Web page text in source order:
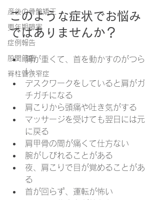
産後の骨盤矯正
更年期障害
症例報告
股関節痛
脊柱管狭窄症
このような症状でお悩み
ではありませんか？
肩が重くて、首を動かすのがつら
い
デスクワークをしていると肩がガ
チガチになる
肩こりから頭痛や吐き気がする
マッサージを受けても翌日には元
に戻る
肩甲骨の間が痛くて仕方ない
腕がしびれることがある
夜、肩こりで目が覚めることがあ
る
首が回らず、運転が怖い